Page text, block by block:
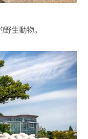
生動物。